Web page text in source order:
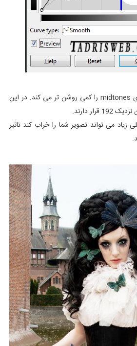
این نمودار curve رنگ های midtones را کمی روشن تر می کند. در این
زیاد می تواند تصویر شما را خراب کند تاثیر